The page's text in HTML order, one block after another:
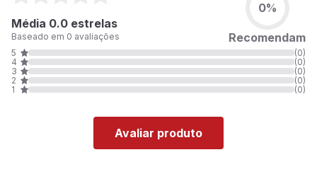
Média 0.0 estrelas
Baseado em 0 avaliações
0%
Recomendam
5
(0)
4
(0)
3
(0)
2
(0)
1
(0)
Avaliar produto